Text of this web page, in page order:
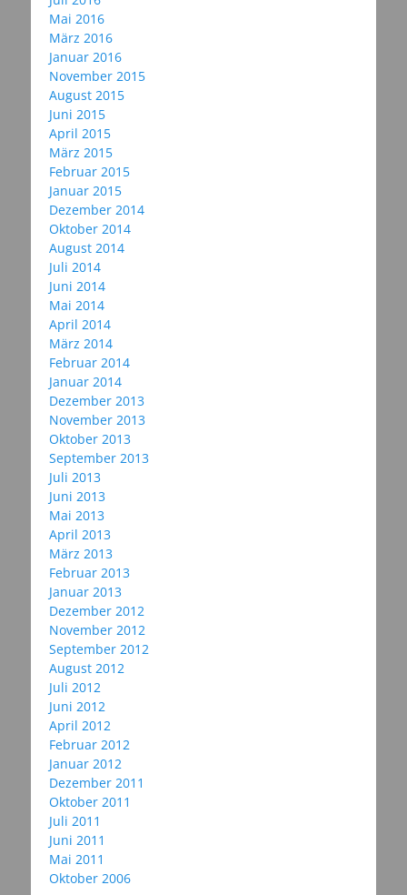
Mai 2016
März 2016
Januar 2016
November 2015
August 2015
Juni 2015
April 2015
März 2015
Februar 2015
Januar 2015
Dezember 2014
Oktober 2014
August 2014
Juli 2014
Juni 2014
Mai 2014
April 2014
März 2014
Februar 2014
Januar 2014
Dezember 2013
November 2013
Oktober 2013
September 2013
Juli 2013
Juni 2013
Mai 2013
April 2013
März 2013
Februar 2013
Januar 2013
Dezember 2012
November 2012
September 2012
August 2012
Juli 2012
Juni 2012
April 2012
Februar 2012
Januar 2012
Dezember 2011
Oktober 2011
Juli 2011
Juni 2011
Mai 2011
Oktober 2006